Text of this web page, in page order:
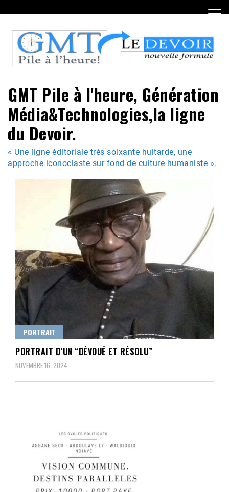
to
content
GMT Pile à l'heure, Génération
Média&Technologies,la ligne
du Devoir.
« Une ligne éditoriale très soixante huitarde, une
approche iconoclaste sur fond de culture humaniste ».
PORTRAIT
PORTRAIT D’UN “DÉVOUÉ ET RÉSOLU”
NOVEMBRE 16, 2024